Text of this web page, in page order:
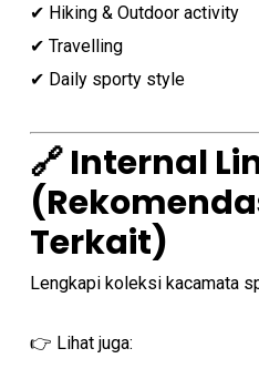
✔ Hiking & Outdoor activity
✔ Travelling
✔ Daily sporty style
🔗 Internal
Terkait)
Lengkapi koleksi kacamata
👉 Lihat juga: